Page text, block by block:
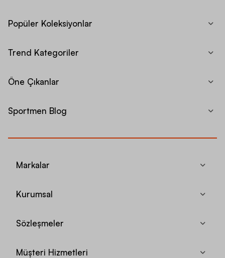
Popüler Koleksiyonlar
Trend Kategoriler
Öne Çıkanlar
Sportmen Blog
Markalar
Kurumsal
Sözleşmeler
Müşteri Hizmetleri